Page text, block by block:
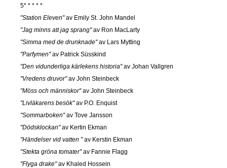
5* * * * *
"Station Eleven"av Emily St. John Mandel
"Jag minns att jag sprang"av Ron MacLarty
"Simma med de drunknade"av Lars Mytting
"Parfymen"av Patrick Süsskind
"Den vidunderliga kärlekens historia"av Johan Vallgren
"Vredens druvor"av John Steinbeck
"Möss och människor"av John Steinbeck
"Livläkarens besök"av P.O. Enquist
"Sommarboken"av Tove Jansson
"Dödsklockan"av Kertin Ekman
"Händelser vid vatten "av Kerstin Ekman
"Stekta gröna tomater"av Fannie Flagg
"Flyga drake"av Khaled Hossein